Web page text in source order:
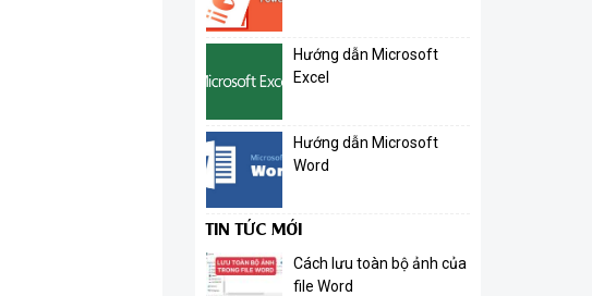
Hướng dẫn Microsoft
Excel
Hướng dẫn Microsoft
Word
TIN TỨC MỚI
Cách lưu toàn bộ ảnh của
file Word